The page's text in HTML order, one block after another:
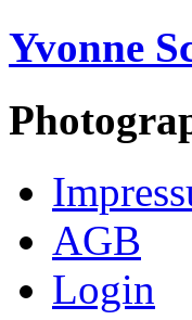
Yvonne
AGB
Login